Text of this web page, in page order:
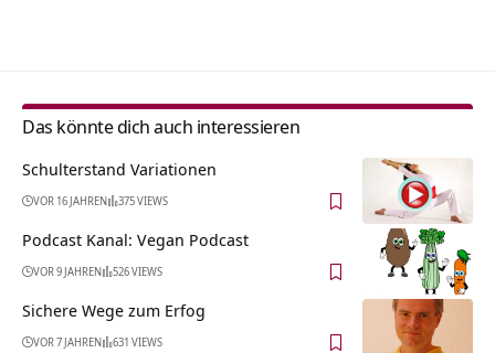
Das könnte dich auch interessieren
Schulterstand Variationen
VOR 16 JAHREN 375 VIEWS
Podcast Kanal: Vegan Podcast
VOR 9 JAHREN 526 VIEWS
Sichere Wege zum Erfog
VOR 7 JAHREN 631 VIEWS